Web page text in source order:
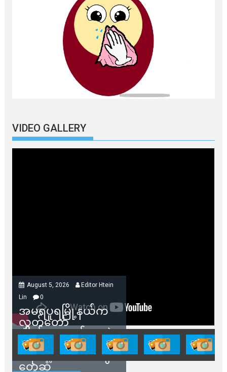
VIDEO GALLERY
August 5, 2026
Editor Htein
Lin
0
အမရပူရမြို့နယ်က
လွှတ်တော်
ကိုယ်စားလှယ်တွေနဲ့
နေအိမ်တွေဖျက်သိမ်း
ခံရမယ့် ဒေသခံတွေ
တွေ့ဆုံ